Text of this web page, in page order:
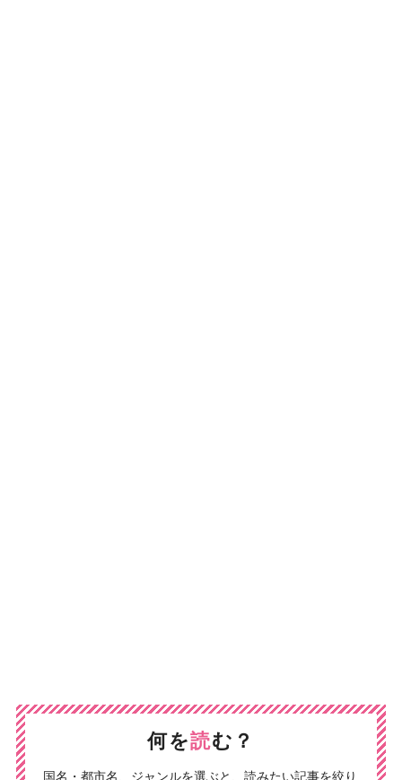
何を読む？
国名・都市名、ジャンルを選ぶと、読みたい記事を絞り